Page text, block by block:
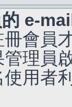
e-
會員
理員
用者